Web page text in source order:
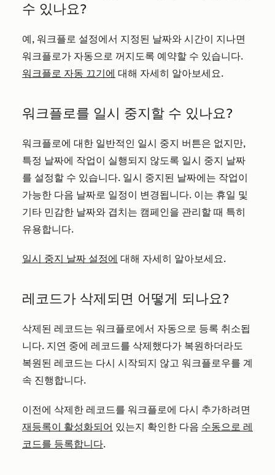
수 있나요?
예, 워크플로 설정에서 지정된 날짜와 시간이 지나면
워크플로가 자동으로 꺼지도록 예약할 수 있습니다.
워크플로 자동 끄기에 대해 자세히 알아보세요.
워크플로를 일시 중지할 수 있나요?
워크플로에 대한 일반적인 일시 중지 버튼은 없지만,
특정 날짜에 작업이 실행되지 않도록 일시 중지 날짜
를 설정할 수 있습니다. 일시 중지된 날짜에는 작업이
가능한 다음 날짜로 일정이 변경됩니다. 이는 휴일 및
기타 민감한 날짜와 겹치는 캠페인을 관리할 때 특히
유용합니다.
일시 중지 날짜 설정에 대해 자세히 알아보세요.
레코드가 삭제되면 어떻게 되나요?
삭제된 레코드는 워크플로에서 자동으로 등록 취소됩
니다. 지연 중에 레코드를 삭제했다가 복원하더라도
복원된 레코드는 다시 시작되지 않고 워크플로우를 계
속 진행합니다.
이전에 삭제한 레코드를 워크플로에 다시 추가하려면
재등록이 활성화되어 있는지 확인한 다음 수동으로 레
코드를 등록합니다.